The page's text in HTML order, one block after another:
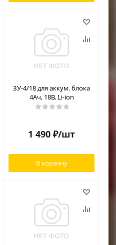
ЗУ-4/18 для аккум. блока
4Ач, 18В, Li-ion
1 490 ₽/шт
В корзину